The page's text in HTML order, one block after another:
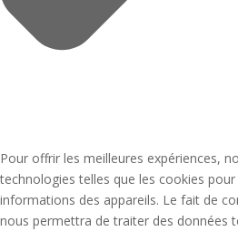
Pour offrir les meilleures expériences,
technologies telles que les cookies
informations des appareils. Le fait de
nous permettra de traiter des données